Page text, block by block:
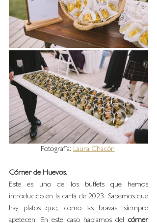
Fotografía: Laura Chacón
Córner de Huevos.
Este es uno de los buffets que hemos
introducido en la carta de 2023. Sabemos que
hay platos que, como las bravas, siempre
apetecen. En este caso hablamos del córner